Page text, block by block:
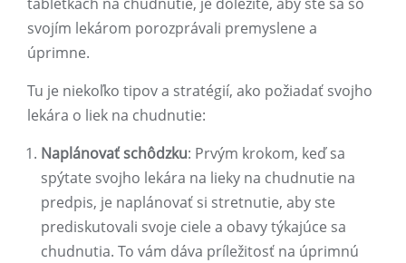
svojím lekárom porozprávali premyslene a
úprimne.
Tu je niekoľko tipov a stratégií, ako požiadať svojho
lekára o liek na chudnutie:
Naplánovať schôdzku: Prvým krokom, keď sa
spýtate svojho lekára na lieky na chudnutie na
predpis, je naplánovať si stretnutie, aby ste
prediskutovali svoje ciele a obavy týkajúce sa
chudnutia. To vám dáva príležitosť na úprimnú